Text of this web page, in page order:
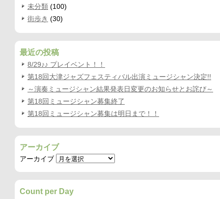
未分類 (100)
街歩き (30)
最近の投稿
8/29♪♪ プレイベント！！
第18回大津ジャズフェスティバル出演ミュージシャン決定!!
～演奏ミュージシャン結果発表日変更のお知らせとお詫び～
第18回ミュージシャン募集終了
第18回ミュージシャン募集は明日まで！！
アーカイブ
アーカイブ
Count per Day